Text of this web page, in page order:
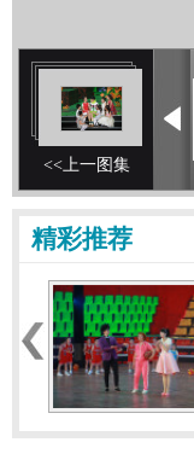
<<上一图集
精彩推荐